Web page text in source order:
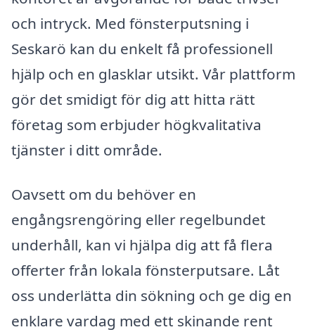
och intryck. Med fönsterputsning i
Seskarö kan du enkelt få professionell
hjälp och en glasklar utsikt. Vår plattform
gör det smidigt för dig att hitta rätt
företag som erbjuder högkvalitativa
tjänster i ditt område.
Oavsett om du behöver en
engångsrengöring eller regelbundet
underhåll, kan vi hjälpa dig att få flera
offerter från lokala fönsterputsare. Låt
oss underlätta din sökning och ge dig en
enklare vardag med ett skinande rent